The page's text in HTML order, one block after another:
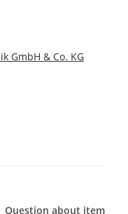
GmbH & Co. KG
Question about item